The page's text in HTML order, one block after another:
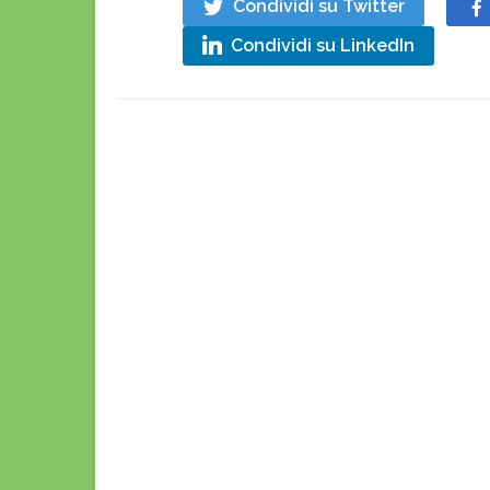
Condividi su Twitter
Condividi su LinkedIn